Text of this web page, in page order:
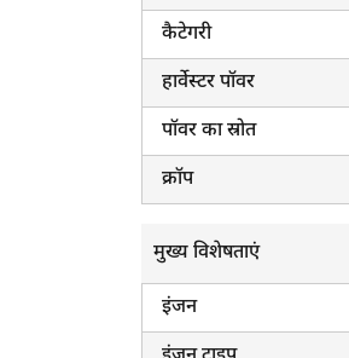
कैटेगरी
हार्वेस्टर पॉवर
पॉवर का स्रोत
क्रॉप
मुख्य विशेषताएं
इंजन